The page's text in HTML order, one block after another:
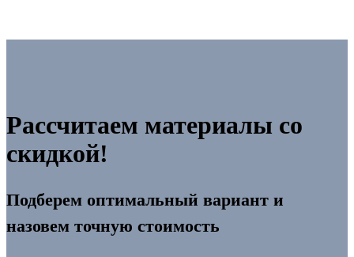
Рассчитаем материалы со
скидкой!
Подберем оптимальный вариант и
назовем точную стоимость